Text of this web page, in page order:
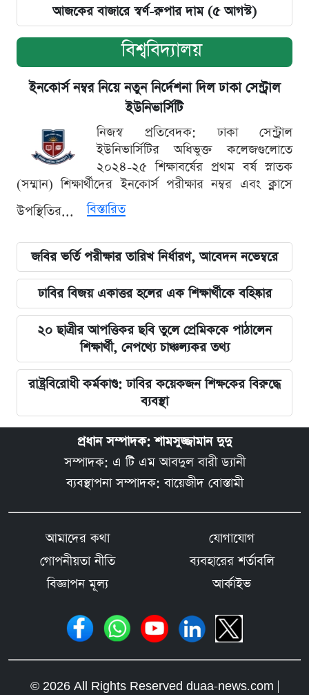
আজকের বাজারে স্বর্ণ-রুপার দাম (৫ আগস্ট)
বিশ্ববিদ্যালয়
ইনকোর্স নম্বর নিয়ে নতুন নির্দেশনা দিল ঢাকা সেন্ট্রাল
ইউনিভার্সিটি
নিজস্ব প্রতিবেদক: ঢাকা সেন্ট্রাল
ইউনিভার্সিটির অধিভুক্ত কলেজগুলোতে
২০২৪-২৫ শিক্ষাবর্ষের প্রথম বর্ষ স্নাতক
(সম্মান) শিক্ষার্থীদের ইনকোর্স পরীক্ষার নম্বর এবং ক্লাসে
উপস্থিতির...
বিস্তারিত
জবির ভর্তি পরীক্ষার তারিখ নির্ধারণ, আবেদন নভেম্বরে
ঢাবির বিজয় একাত্তর হলের এক শিক্ষার্থীকে বহিষ্কার
২০ ছাত্রীর আপত্তিকর ছবি তুলে প্রেমিককে পাঠালেন
শিক্ষার্থী, নেপথ্যে চাঞ্চল্যকর তথ্য
রাষ্ট্রবিরোধী কর্মকাণ্ড: ঢাবির কয়েকজন শিক্ষকের বিরুদ্ধে
ব্যবস্থা
প্রধান সম্পাদক: শামসুজ্জামান দুদু
সম্পাদক: এ টি এম আবদুল বারী ড্যানী
ব্যবস্থাপনা সম্পাদক: বায়েজীদ বোস্তামী
আমাদের কথা
যোগাযোগ
গোপনীয়তা নীতি
ব্যবহারের শর্তাবলি
বিজ্ঞাপন মূল্য
আর্কাইভ
© 2026 All Rights Reserved duaa-news.com |